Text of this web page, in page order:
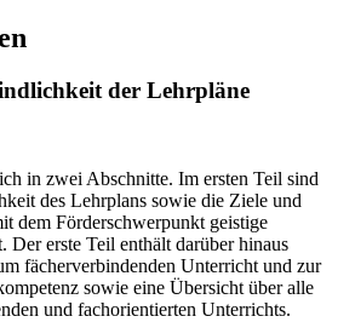
der Lehrpläne
in zwei Abschnitte. Im ersten Teil sind
des Lehrplans sowie die Ziele und
dem Förderschwerpunkt geistige
Der erste Teil enthält darüber hinaus
fächerverbindenden Unterricht und zur
sowie eine Übersicht über alle
und fachorientierten Unterrichts.